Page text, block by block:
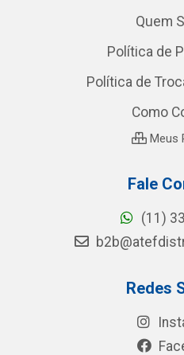
Quem
Política de
Política de
Como
Meus
Fale
(11)
Redes